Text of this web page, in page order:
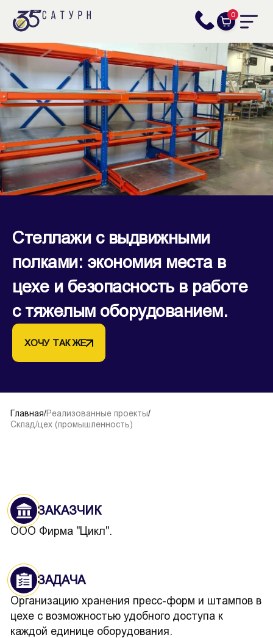
0
Стеллажи с выдвижными
полками: экономия места в
цехе и безопасность в работе
с тяжелым оборудованием.
ХОЧУ ТАК ЖЕ
Главная/Реализованные проекты/
Склад/цех (промышленность)
ЗАКАЗЧИК
ООО Фирма "Цикл".
ЗАДАЧА
Организацию хранения пресс-форм и штампов в
цехе с возможностью удобного доступа к
каждой единице оборудования.